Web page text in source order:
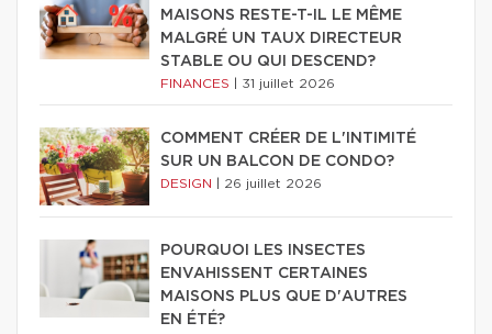
MAISONS RESTE-T-IL LE MÊME
MALGRÉ UN TAUX DIRECTEUR
STABLE OU QUI DESCEND?
FINANCES 31 juillet 2026
COMMENT CRÉER DE L'INTIMITÉ
SUR UN BALCON DE CONDO?
DESIGN 26 juillet 2026
POURQUOI LES INSECTES
ENVAHISSENT CERTAINES
MAISONS PLUS QUE D'AUTRES
EN ÉTÉ?